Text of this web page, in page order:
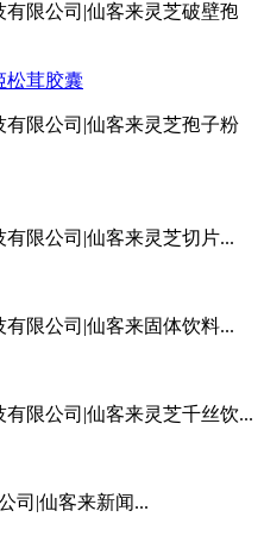
限公司|仙客来灵芝破壁孢
松茸胶囊
限公司|仙客来灵芝孢子粉
限公司|仙客来灵芝切片...
限公司|仙客来固体饮料...
限公司|仙客来灵芝千丝饮...
司|仙客来新闻...